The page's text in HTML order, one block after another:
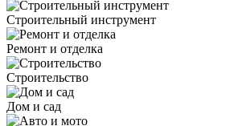
Строительный инструмент
Ремонт и отделка
Строительство
Дом и сад